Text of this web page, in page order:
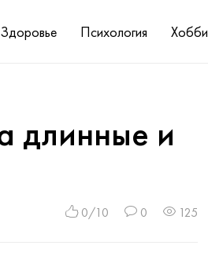
Здоровье Психология Хобби
длинные и
0/10 0 125